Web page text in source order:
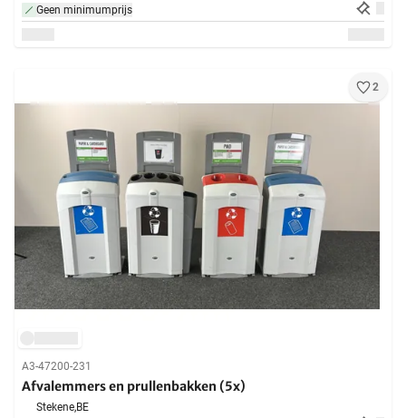
Geen minimumprijs
2
A3-47200-231
Afvalemmers en prullenbakken (5x)
Stekene,BE